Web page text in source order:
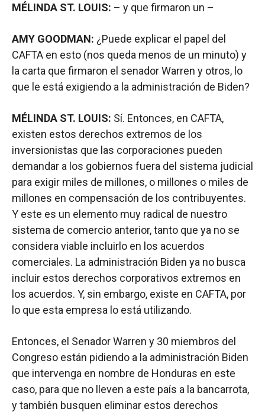
MÉLINDA ST. LOUIS: – y que firmaron un –
AMY GOODMAN: ¿Puede explicar el papel del
CAFTA en esto (nos queda menos de un minuto) y
la carta que firmaron el senador Warren y otros, lo
que le está exigiendo a la administración de Biden?
MÉLINDA ST. LOUIS: Sí. Entonces, en CAFTA,
existen estos derechos extremos de los
inversionistas que las corporaciones pueden
demandar a los gobiernos fuera del sistema judicial
para exigir miles de millones, o millones o miles de
millones en compensación de los contribuyentes.
Y este es un elemento muy radical de nuestro
sistema de comercio anterior, tanto que ya no se
considera viable incluirlo en los acuerdos
comerciales. La administración Biden ya no busca
incluir estos derechos corporativos extremos en
los acuerdos. Y, sin embargo, existe en CAFTA, por
lo que esta empresa lo está utilizando.
Entonces, el Senador Warren y 30 miembros del
Congreso están pidiendo a la administración Biden
que intervenga en nombre de Honduras en este
caso, para que no lleven a este país a la bancarrota,
y también busquen eliminar estos derechos